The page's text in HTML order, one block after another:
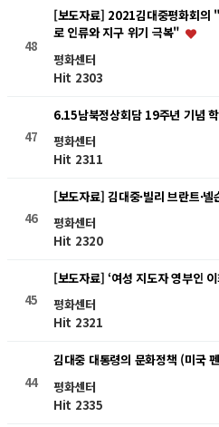
48
[보도자료] 2021김대중평화회의
로 인류와 지구 위기 극복"
평화센터
Hit 2303
47
6.15남북정상회담 19주년 기념
평화센터
Hit 2311
46
[보도자료] 김대중·빌리 브란트·
평화센터
Hit 2320
45
[보도자료] ‘여성 지도자 영부인
평화센터
Hit 2321
44
김대중 대통령의 문화정책 (미국
평화센터
Hit 2335